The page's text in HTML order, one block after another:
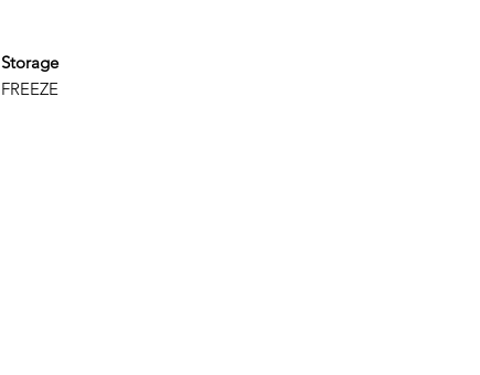
Storage
FREEZE